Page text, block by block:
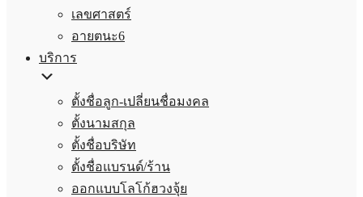
เลขศาสตร์
อายตนะ6
บริการ
ตั้งชื่อลูก-เปลี่ยนชื่อมงคล
ตั้งนามสกุล
ตั้งชื่อบริษัท
ตั้งชื่อแบรนด์/ร้าน
ออกแบบโลโก้ฮวงจุ้ย